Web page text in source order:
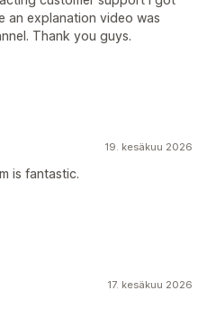
an explanation video was
Thank you guys.
19. kesäkuu 2026
is fantastic.
17. kesäkuu 2026